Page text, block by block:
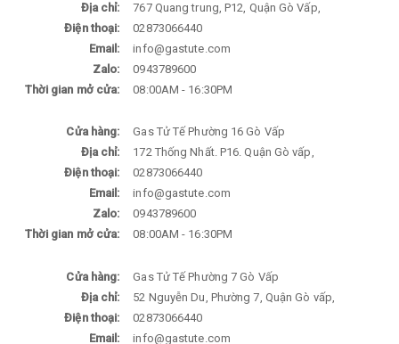
Địa chỉ:
767 Quang trung, P12, Quận Gò Vấp,
Điện thoại:
02873066440
Email:
info@gastute.com
Zalo:
0943789600
Thời gian mở cửa:
08:00AM - 16:30PM
Cửa hàng:
Gas Tử Tế Phường 16 Gò Vấp
Địa chỉ:
172 Thống Nhất. P16. Quận Gò vấp,
Điện thoại:
02873066440
Email:
info@gastute.com
Zalo:
0943789600
Thời gian mở cửa:
08:00AM - 16:30PM
Cửa hàng:
Gas Tử Tế Phường 7 Gò Vấp
Địa chỉ:
52 Nguyễn Du, Phường 7, Quận Gò vấp,
Điện thoại:
02873066440
Email:
info@gastute.com